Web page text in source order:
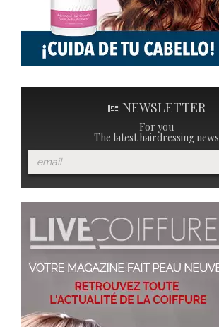
NEWSLETTER
For you
The latest hairdressing news